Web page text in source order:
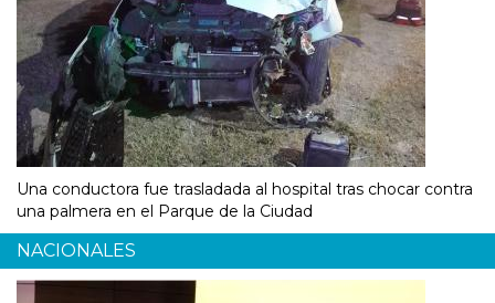
Una conductora fue trasladada al hospital tras chocar contra
una palmera en el Parque de la Ciudad
NACIONALES